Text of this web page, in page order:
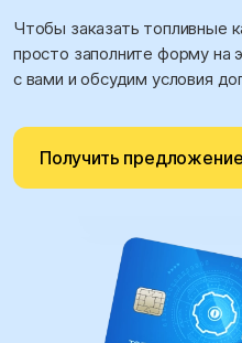
Чтобы заказать топливные
просто заполните форму на
с вами и обсудим условия
Получить предложение